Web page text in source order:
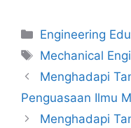
Kategori
Engineering
Tag
Mechanical
Menghadapi
Penguasaan Ilmu
Menghadapi